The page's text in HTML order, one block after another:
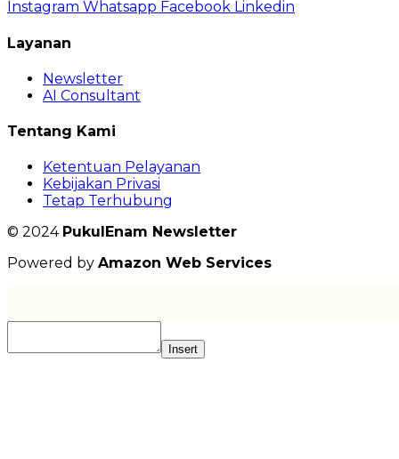
Instagram Whatsapp Facebook Linkedin
Layanan
Newsletter
AI Consultant
Tentang Kami
Ketentuan Pelayanan
Kebijakan Privasi
Tetap Terhubung
© 2024 PukulEnam Newsletter
Powered by Amazon Web Services
Insert